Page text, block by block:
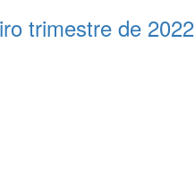
trimestre de 2022